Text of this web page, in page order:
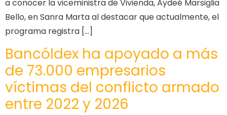
a conocer la viceministra de Vivienda, Aydeé Marsiglia
Bello, en Sanra Marta al destacar que actualmente, el
programa registra […]
Bancóldex ha apoyado a más
de 73.000 empresarios
víctimas del conflicto armado
entre 2022 y 2026